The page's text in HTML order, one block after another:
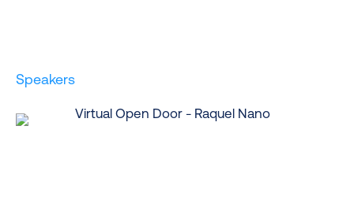
Speakers